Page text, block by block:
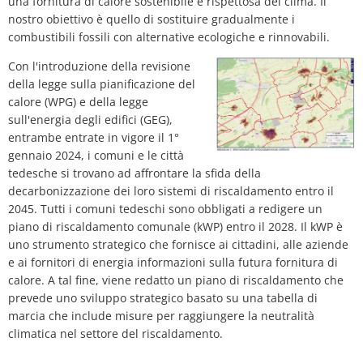
nostro obiettivo è quello di sostituire gradualmente i
combustibili fossili con alternative ecologiche e rinnovabili.
Con l'introduzione della revisione
della legge sulla pianificazione del
calore (WPG) e della legge
sull'energia degli edifici (GEG),
entrambe entrate in vigore il 1°
gennaio 2024, i comuni e le città
tedesche si trovano ad affrontare la sfida della
decarbonizzazione dei loro sistemi di riscaldamento entro il
2045. Tutti i comuni tedeschi sono obbligati a redigere un
piano di riscaldamento comunale (kWP) entro il 2028. Il kWP è
uno strumento strategico che fornisce ai cittadini, alle aziende
e ai fornitori di energia informazioni sulla futura fornitura di
calore. A tal fine, viene redatto un piano di riscaldamento che
prevede uno sviluppo strategico basato su una tabella di
marcia che include misure per raggiungere la neutralità
climatica nel settore del riscaldamento.